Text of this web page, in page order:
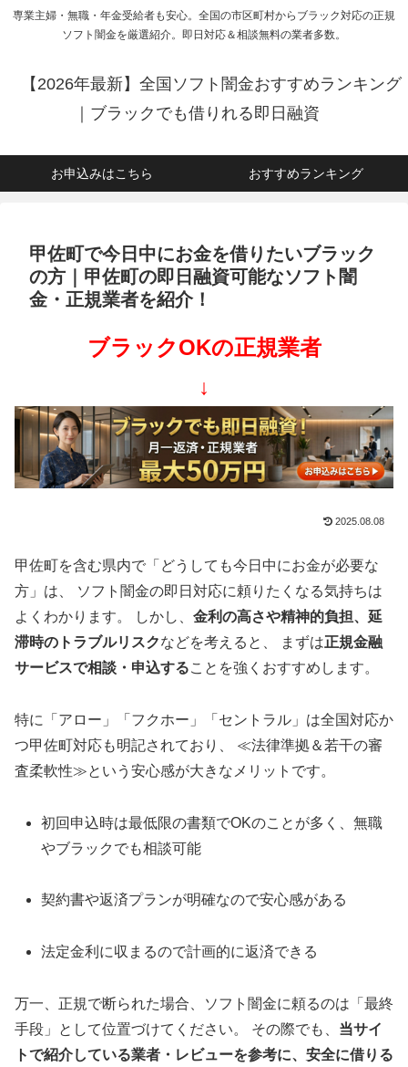
専業主婦・無職・年金受給者も安心。全国の市区町村からブラック対応の正規
ソフト闇金を厳選紹介。即日対応＆相談無料の業者多数。
【2026年最新】全国ソフト闇金おすすめランキング
｜ブラックでも借りれる即日融資
お申込みはこちら おすすめランキング
甲佐町で今日中にお金を借りたいブラック
の方｜甲佐町の即日融資可能なソフト闇
金・正規業者を紹介！
ブラックOKの正規業者
↓
2025.08.08
甲佐町を含む県内で「どうしても今日中にお金が必要な
方」は、 ソフト闇金の即日対応に頼りたくなる気持ちは
よくわかります。 しかし、 金利の高さや精神的負担、延
滞時のトラブルリスクなどを考えると、 まずは正規金融
サービスで相談・申込することを強くおすすめします。
特に「アロー」「フクホー」「セントラル」は全国対応か
つ甲佐町対応も明記されており、 ≪法律準拠＆若干の審
査柔軟性≫という安心感が大きなメリットです。
初回申込時は最低限の書類でOKのことが多く、無職
やブラックでも相談可能
契約書や返済プランが明確なので安心感がある
法定金利に収まるので計画的に返済できる
万一、正規で断られた場合、ソフト闇金に頼るのは「最終
手段」として位置づけてください。 その際でも、 当サイ
トで紹介している業者・レビューを参考に、安全に借りる